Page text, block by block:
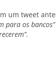
um tweet
para os bancos”